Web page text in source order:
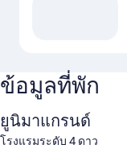
ข้อมูลที่พัก
ยูนิมาแกรนด์
โรงแรมระดับ 4 ดาว